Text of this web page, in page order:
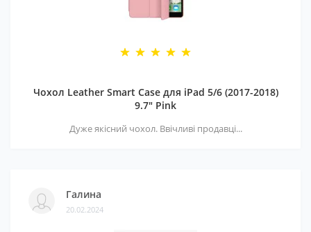
Чохол Leather Smart Case для iPad 5/6 (2017-2018)
9.7" Pink
Дуже якісний чохол. Ввічливі продавці...
Галина
20.02.2024